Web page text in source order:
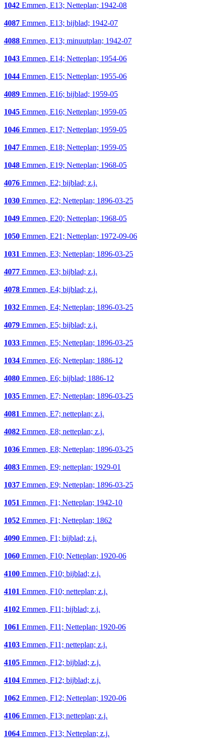
1042 Emmen, E13; Netteplan; 1942-08
4087 Emmen, E13; bijblad; 1942-07
4088 Emmen, E13; minuutplan; 1942-07
1043 Emmen, E14; Netteplan; 1954-06
1044 Emmen, E15; Netteplan; 1955-06
4089 Emmen, E16; bijblad; 1959-05
1045 Emmen, E16; Netteplan; 1959-05
1046 Emmen, E17; Netteplan; 1959-05
1047 Emmen, E18; Netteplan; 1959-05
1048 Emmen, E19; Netteplan; 1968-05
4076 Emmen, E2; bijblad; z.j.
1030 Emmen, E2; Netteplan; 1896-03-25
1049 Emmen, E20; Netteplan; 1968-05
1050 Emmen, E21; Netteplan; 1972-09-06
1031 Emmen, E3; Netteplan; 1896-03-25
4077 Emmen, E3; bijblad; z.j.
4078 Emmen, E4; bijblad; z.j.
1032 Emmen, E4; Netteplan; 1896-03-25
4079 Emmen, E5; bijblad; z.j.
1033 Emmen, E5; Netteplan; 1896-03-25
1034 Emmen, E6; Netteplan; 1886-12
4080 Emmen, E6; bijblad; 1886-12
1035 Emmen, E7; Netteplan; 1896-03-25
4081 Emmen, E7; netteplan; z.j.
4082 Emmen, E8; netteplan; z.j.
1036 Emmen, E8; Netteplan; 1896-03-25
4083 Emmen, E9; netteplan; 1929-01
1037 Emmen, E9; Netteplan; 1896-03-25
1051 Emmen, F1; Netteplan; 1942-10
1052 Emmen, F1; Netteplan; 1862
4090 Emmen, F1; bijblad; z.j.
1060 Emmen, F10; Netteplan; 1920-06
4100 Emmen, F10; bijblad; z.j.
4101 Emmen, F10; netteplan; z.j.
4102 Emmen, F11; bijblad; z.j.
1061 Emmen, F11; Netteplan; 1920-06
4103 Emmen, F11; netteplan; z.j.
4105 Emmen, F12; bijblad; z.j.
4104 Emmen, F12; bijblad; z.j.
1062 Emmen, F12; Netteplan; 1920-06
4106 Emmen, F13; netteplan; z.j.
1064 Emmen, F13; Netteplan; z.j.